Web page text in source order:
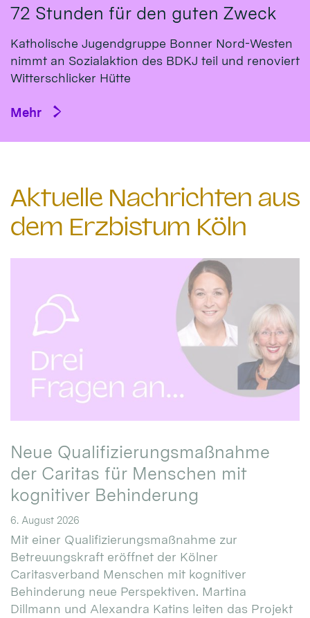
72 Stunden für den guten Zweck
Katholische Jugendgruppe Bonner Nord-Westen
nimmt an Sozialaktion des BDKJ teil und renoviert
Witterschlicker Hütte
Mehr
Aktuelle Nachrichten aus
dem Erzbistum Köln
Neue Qualifizierungsmaßnahme
der Caritas für Menschen mit
kognitiver Behinderung
6. August 2026
Mit einer Qualifizierungsmaßnahme zur
Betreuungskraft eröffnet der Kölner
Caritasverband Menschen mit kognitiver
Behinderung neue Perspektiven. Martina
Dillmann und Alexandra Katins leiten das Projekt